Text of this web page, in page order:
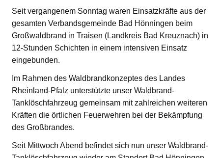
Seit vergangenem Sonntag waren Einsatzkräfte aus der
gesamten Verbandsgemeinde Bad Hönningen beim
Großwaldbrand in Traisen (Landkreis Bad Kreuznach) in
12-Stunden Schichten in einem intensiven Einsatz
eingebunden.
Im Rahmen des Waldbrandkonzeptes des Landes
Rheinland-Pfalz unterstützte unser Waldbrand-
Tanklöschfahrzeug gemeinsam mit zahlreichen weiteren
Kräften die örtlichen Feuerwehren bei der Bekämpfung
des Großbrandes.
Seit Mittwoch Abend befindet sich nun unser Waldbrand-